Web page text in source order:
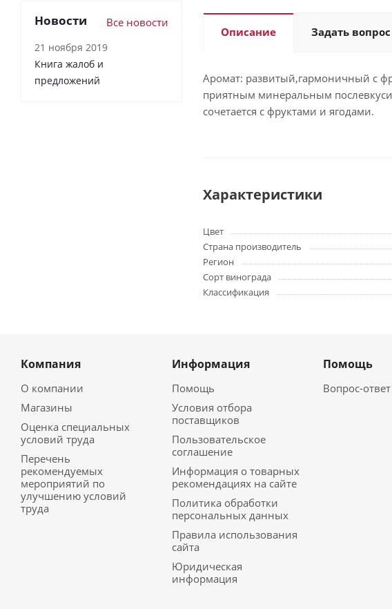
Описание Задать вопрос
Аромат: развитый,гармоничный с
приятным минеральным
сочетается с фруктами и ягодами.
Характеристики
Цвет
Страна производитель
Регион
Сорт винограда
Классификация
Новости Все новости
21 ноября 2019
Книга жалоб и
предложений
Компания
О компании
Магазины
Оценка специальных
условий труда
Перечень
рекомендуемых
мероприятий по
улучшению условий
труда
Информация
Помощь
Условия отбора
поставщиков
Пользовательское
соглашение
Информация о товарных
рекомендациях на сайте
Политика обработки
персональных данных
Правила использования
сайта
Юридическая
информация
Помощь
Вопрос-ответ